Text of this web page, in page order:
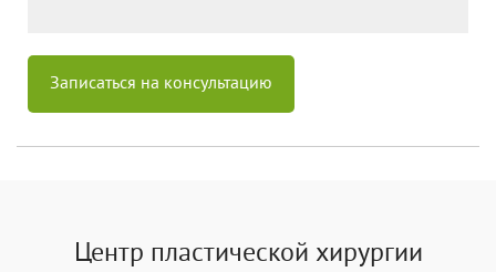
Записаться на консультацию
Центр пластической хирургии